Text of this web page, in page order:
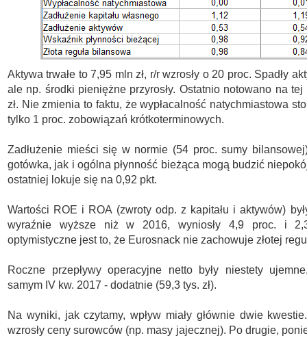
Aktywa trwałe to 7,95 mln zł, r/r wzrosły o 20 proc. Spadły
ale np. środki pieniężne przyrosły. Ostatnio notowano na
zł. Nie zmienia to faktu, że wypłacalność natychmiastowa
tylko 1 proc. zobowiązań krótkoterminowych.
Zadłużenie mieści się w normie (54 proc. sumy
gotówka, jak i ogólna płynność bieżąca mogą budzić
ostatniej lokuje się na 0,92 pkt.
Wartości ROE i ROA (zwroty odp. z kapitału i aktywów)
wyraźnie wyższe niż w 2016, wyniosły 4,9 proc. i
optymistyczne jest to, że Eurosnack nie zachowuje złotej
Roczne przepływy operacyjne netto były niestety
samym IV kw. 2017 - dodatnie (59,3 tys. zł).
Na wyniki, jak czytamy, wpływ miały głównie dwie
wzrosły ceny surowców (np. masy jajecznej). Po drugie,